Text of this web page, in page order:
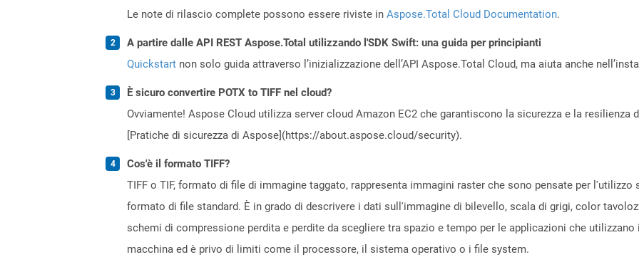
Le note di rilascio complete possono essere riviste in Aspose.Total Cloud Documentation.
A partire dalle API REST Aspose.Total utilizzando l'SDK Swift: una guida per principianti
Quickstart non solo guida attraverso l’inizializzazione dell’API Aspose.Total Cloud, ma aiuta anche
È sicuro convertire POTX to TIFF nel cloud?
Ovviamente! Aspose Cloud utilizza server cloud Amazon EC2 che garantiscono la sicurezza e la
[Pratiche di sicurezza di Aspose](https://about.aspose.cloud/security).
Cos'è il formato TIFF?
TIFF o TIF, formato di file di immagine taggato, rappresenta immagini raster che sono pensate per
formato di file standard. È in grado di descrivere i dati sull'immagine di bilevello, scala di grigi, color
schemi di compressione perdita e perdite da scegliere tra spazio e tempo per le applicazioni che
macchina ed è privo di limiti come il processore, il sistema operativo o i file system.